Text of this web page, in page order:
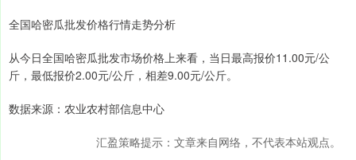
全国哈密瓜批发价格行情走势分析
从今日全国哈密瓜批发市场价格上来看，当日最高报价11.00元/公
斤，最低报价2.00元/公斤，相差9.00元/公斤。
数据来源：农业农村部信息中心
汇盈策略提示：文章来自网络，不代表本站观点。